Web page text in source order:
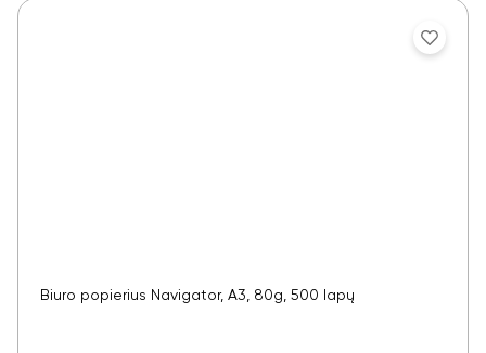
Biuro popierius Navigator, A3, 80g, 500 lapų